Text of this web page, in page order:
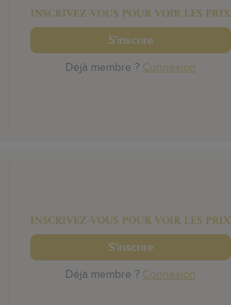
INSCRIVEZ-VOUS POUR VOIR LES PRIX
S'inscrire
Déjà membre ? Connexion
INSCRIVEZ-VOUS POUR VOIR LES PRIX
S'inscrire
Déjà membre ? Connexion